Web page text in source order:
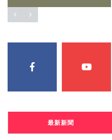
最新新聞